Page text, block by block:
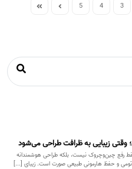
3
4
5
وقتی زیبایی به ظرافت طراحی می‌شود
رفع چین‌وچروک نیست، بلکه طراحی هوشمندانه
و حفظ هارمونی طبیعی صورت است. زیبای [...]